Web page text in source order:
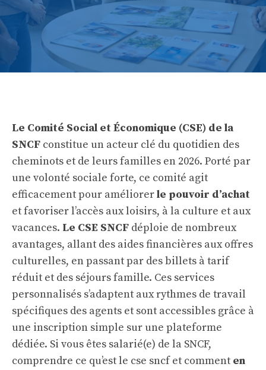
Le Comité Social et Économique (CSE) de la
SNCF constitue un acteur clé du quotidien des
cheminots et de leurs familles en 2026. Porté par
une volonté sociale forte, ce comité agit
efficacement pour améliorerle pouvoir d’achat
et favoriser l’accès aux loisirs, à la culture et aux
vacances. Le CSE SNCF déploie de nombreux
avantages, allant des aides financières aux offres
culturelles, en passant par des billets à tarif
réduit et des séjours famille. Ces services
personnalisés s’adaptent aux rythmes de travail
spécifiques des agents et sont accessibles grâce à
une inscription simple sur une plateforme
dédiée. Si vous êtes salarié(e) de la SNCF,
comprendre ce qu’est le cse sncf et comment en